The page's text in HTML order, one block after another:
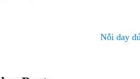
Nỗi day